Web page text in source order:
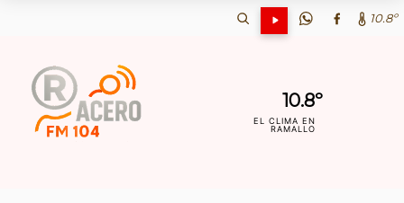
10.8º
10.8º
EL CLIMA EN
RAMALLO